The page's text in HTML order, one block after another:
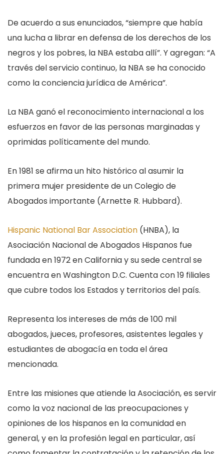
De acuerdo a sus enunciados, “siempre que había
una lucha a librar en defensa de los derechos de los
negros y los pobres, la NBA estaba allí”. Y agregan: “A
través del servicio continuo, la NBA se ha conocido
como la conciencia jurídica de América”.
La NBA ganó el reconocimiento internacional a los
esfuerzos en favor de las personas marginadas y
oprimidas políticamente del mundo.
En 1981 se afirma un hito histórico al asumir la
primera mujer presidente de un Colegio de
Abogados importante (Arnette R. Hubbard).
Hispanic National Bar Association (HNBA), la
Asociación Nacional de Abogados Hispanos fue
fundada en 1972 en California y su sede central se
encuentra en Washington D.C. Cuenta con 19 filiales
que cubre todos los Estados y territorios del país.
Representa los intereses de más de 100 mil
abogados, jueces, profesores, asistentes legales y
estudiantes de abogacía en toda el área
mencionada.
Entre las misiones que atiende la Asociación, es servir
como la voz nacional de las preocupaciones y
opiniones de los hispanos en la comunidad en
general, y en la profesión legal en particular, así